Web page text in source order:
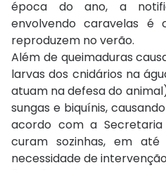
época do ano, a
envolvendo caravelas é
reproduzem no verão.
Além de queimaduras
larvas dos cnidários na
atuam na defesa do
sungas e biquínis,
acordo com a Secretaria
curam sozinhas, em
necessidade de